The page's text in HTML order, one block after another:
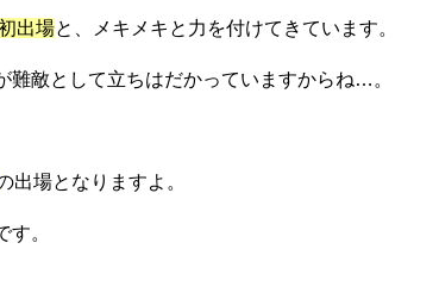
出場と、メキメキと力を付けてきています。
敵として立ちはだかっていますからね…。
出場となりますよ。
。